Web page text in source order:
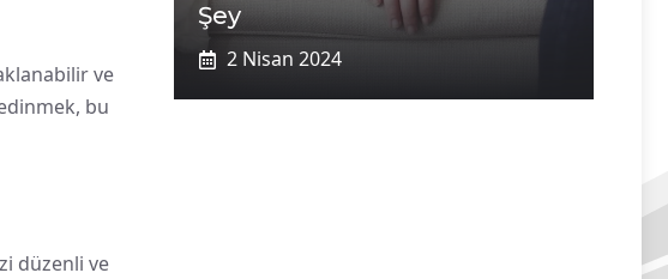
ve
bu
düzenli ve
Şey
2 Nisan 2024